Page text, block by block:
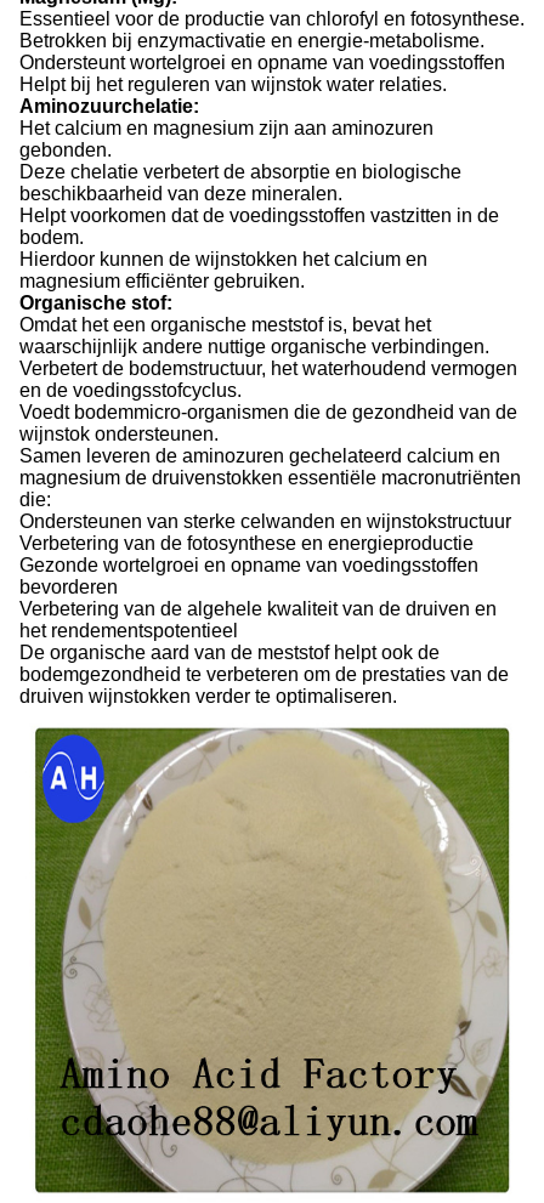
Essentieel voor de productie van chlorofyl en fotosynthese.
Betrokken bij enzymactivatie en energie-metabolisme.
Ondersteunt wortelgroei en opname van voedingsstoffen
Helpt bij het reguleren van wijnstok water relaties.
Aminozuurchelatie:
Het calcium en magnesium zijn aan aminozuren
gebonden.
Deze chelatie verbetert de absorptie en biologische
beschikbaarheid van deze mineralen.
Helpt voorkomen dat de voedingsstoffen vastzitten in de
bodem.
Hierdoor kunnen de wijnstokken het calcium en
magnesium efficiënter gebruiken.
Organische stof:
Omdat het een organische meststof is, bevat het
waarschijnlijk andere nuttige organische verbindingen.
Verbetert de bodemstructuur, het waterhoudend vermogen
en de voedingsstofcyclus.
Voedt bodemmicro-organismen die de gezondheid van de
wijnstok ondersteunen.
Samen leveren de aminozuren gechelateerd calcium en
magnesium de druivenstokken essentiële macronutriënten
die:
Ondersteunen van sterke celwanden en wijnstokstructuur
Verbetering van de fotosynthese en energieproductie
Gezonde wortelgroei en opname van voedingsstoffen
bevorderen
Verbetering van de algehele kwaliteit van de druiven en
het rendementspotentieel
De organische aard van de meststof helpt ook de
bodemgezondheid te verbeteren om de prestaties van de
druiven wijnstokken verder te optimaliseren.